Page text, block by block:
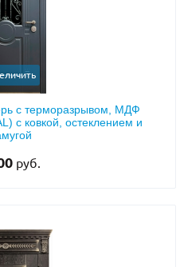
с терморазрывом, МДФ
с ковкой, остеклением и
руб.